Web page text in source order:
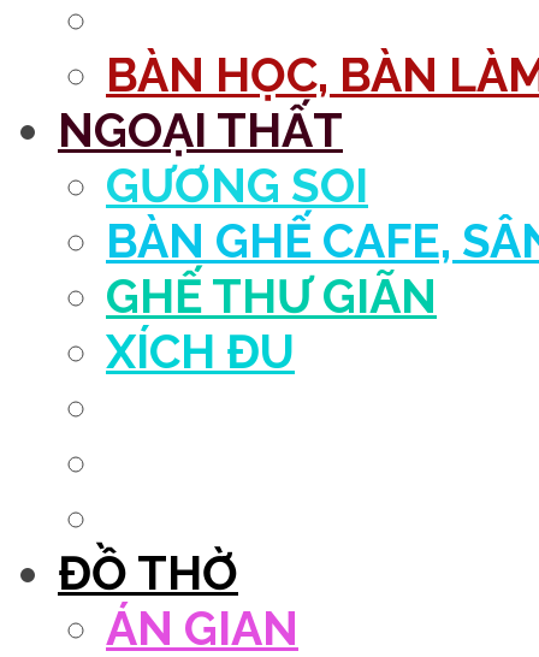
BÀN HỌC, BÀN
NGOẠI THẤT
GƯƠNG SOI
BÀN GHẾ CAFE,
GHẾ THƯ GIÃN
XÍCH ĐU
ĐỒ THỜ
ÁN GIAN